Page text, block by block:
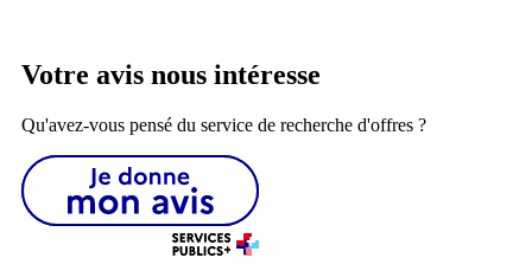
Votre avis nous intéresse
Qu'avez-vous pensé du service de recherche d'offres ?